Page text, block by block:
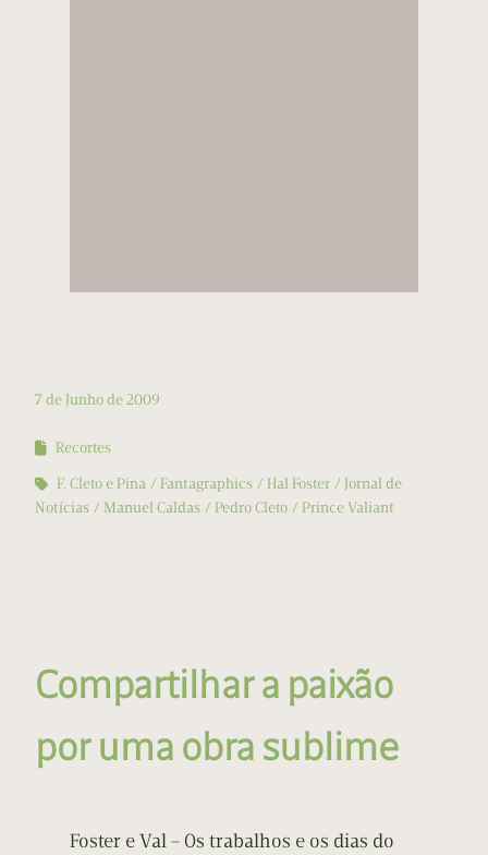
7 de Junho de 2009
Recortes
F. Cleto e Pina
Fantagraphics Hal Foster
Jornal de
Notícias
Manuel Caldas Pedro Cleto Prince Valiant
Compartilhar a paixão
por uma obra sublime
Foster e Val – Os trabalhos e os dias do